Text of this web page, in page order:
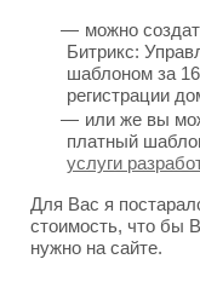
можно
Битрикс:
шаблоном за
регистрации
или же вы
платный
услуги
Для Вас я
стоимость, что бы
нужно на сайте.